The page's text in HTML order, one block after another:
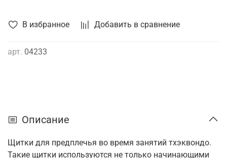
В избранное Добавить в сравнение
арт. 04233
Описание
Щитки для предплечья во время занятий тхэквондо.
Такие щитки используются не только начинающими